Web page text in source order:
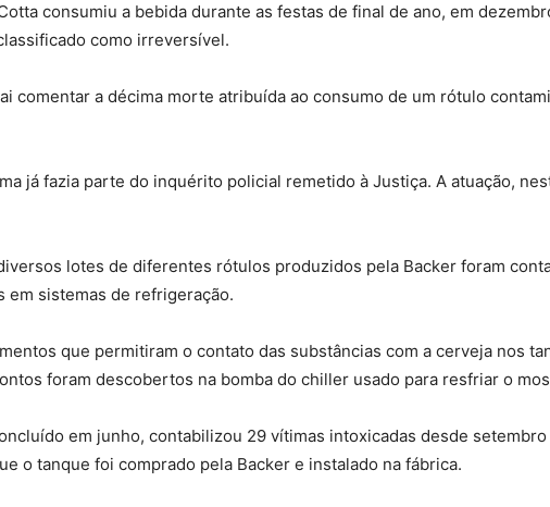
consumiu a bebida durante as festas de final de ano, em
como irreversível.
comentar a décima morte atribuída ao consumo de um rótulo
já fazia parte do inquérito policial remetido à Justiça. A atuação,
lotes de diferentes rótulos produzidos pela Backer foram
em sistemas de refrigeração.
que permitiram o contato das substâncias com a cerveja nos
foram descobertos na bomba do chiller usado para resfriar o
em junho, contabilizou 29 vítimas intoxicadas desde
o tanque foi comprado pela Backer e instalado na fábrica.